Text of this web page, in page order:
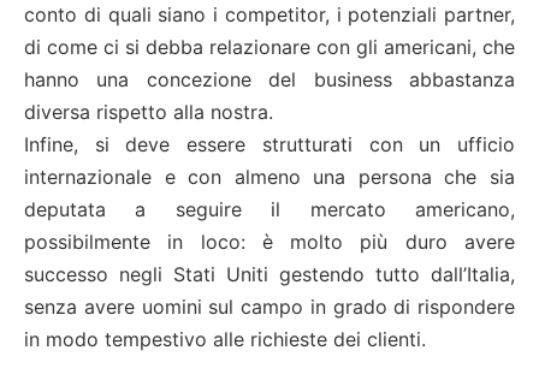
conto di quali siano i competitor, i potenziali partner,
di come ci si debba relazionare con gli americani, che
hanno una concezione del business abbastanza
diversa rispetto alla nostra.
Infine, si deve essere strutturati con un ufficio
internazionale e con almeno una persona che sia
deputata a seguire il mercato americano,
possibilmente in loco: è molto più duro avere
successo negli Stati Uniti gestendo tutto dall’Italia,
senza avere uomini sul campo in grado di rispondere
in modo tempestivo alle richieste dei clienti.